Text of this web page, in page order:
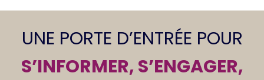
UNE PORTE D’ENTRÉE POUR
S’INFORMER, S’ENGAGER,